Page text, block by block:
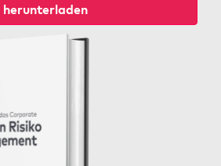
herunterladen